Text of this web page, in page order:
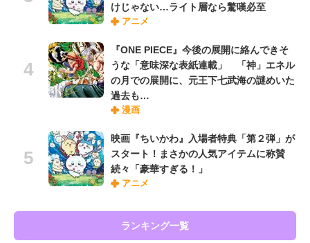
けじゃない…ライト層なら驚嘆必至
アニメ
『ONE PIECE』今後の展開に絡んできそ
うな「意味深な表紙連載」 「神」エネル
の月での展開に、元王下七武海の謎めいた
過去も…
漫画
映画『ちいかわ』入場者特典「第２弾」が
スタート！まさかの人気アイテムに称賛
続々「豪華すぎる！」
アニメ
ランキング一覧